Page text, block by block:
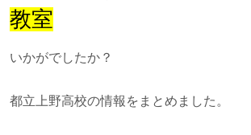
教室
いかがでしたか？
都立上野高校の情報をまとめました。